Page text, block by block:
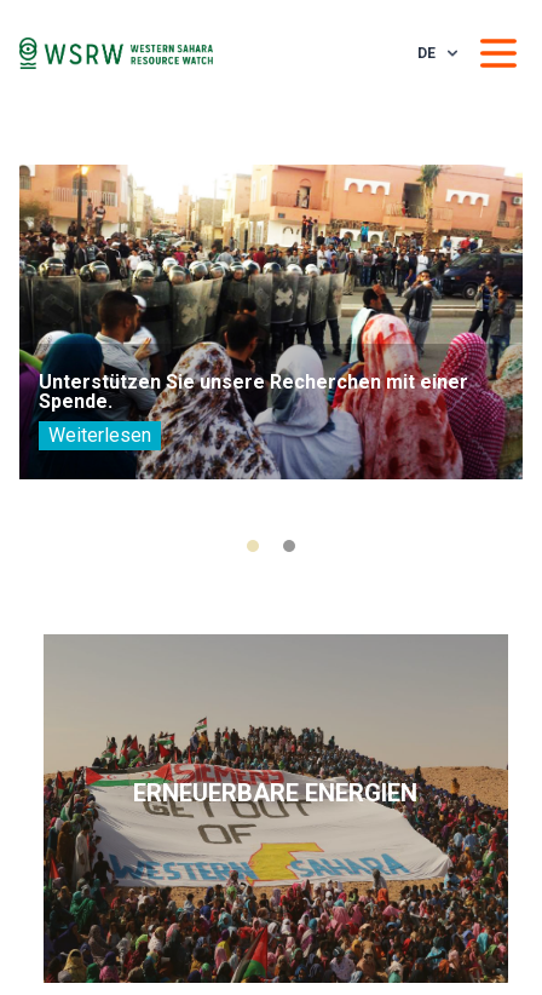
DE
Unterstützen Sie unsere Recherchen mit einer
Spende.
Weiterlesen
ERNEUERBARE ENERGIEN